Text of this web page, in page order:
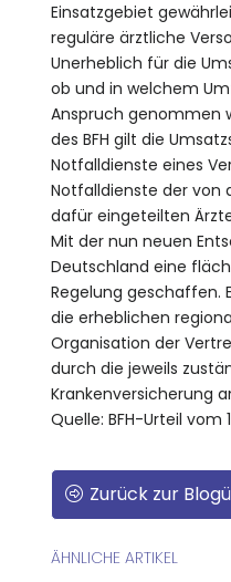
Einsatzgebiet
reguläre ärztliche
Unerheblich für die
ob und in welchem
Anspruch genommen
des BFH gilt die
Notfalldienste eines
Notfalldienste der von
dafür eingeteilten
Mit der nun neuen
Deutschland eine
Regelung geschaffen.
die erheblichen
Organisation der
durch die jeweils
Krankenversicherung
Quelle: BFH-Urteil vom
Zurück zur
ÄHNLICHE ARTIKEL